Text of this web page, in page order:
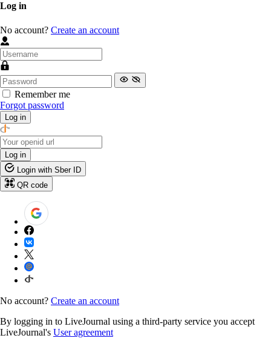
Log in
No account? Create an account
Remember me
Forgot password
Log in
Log in
Login with Sber ID
QR code
No account? Create an account
By logging in to LiveJournal using a third-party service you accept
LiveJournal's User agreement